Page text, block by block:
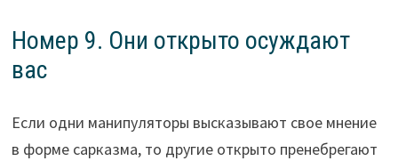
Номер 9. Они открыто осуждают
вас
Если одни манипуляторы высказывают свое мнение
в форме сарказма, то другие открыто пренебрегают